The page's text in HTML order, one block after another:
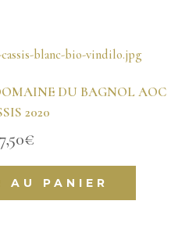
DU BAGNOL AOC
2020
€
AU PANIER